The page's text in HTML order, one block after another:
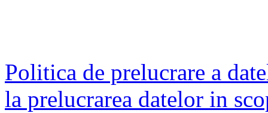
Politica de prelucrare a
la prelucrarea datelor in